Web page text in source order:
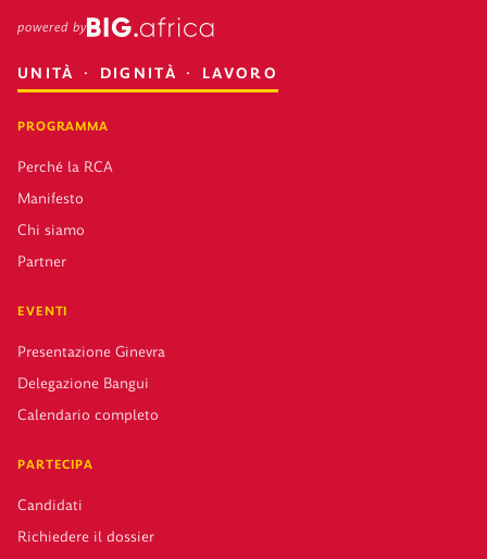
powered by
UNITÀ · DIGNITÀ · LAVORO
PROGRAMMA
Perché la RCA
Manifesto
Chi siamo
Partner
EVENTI
Presentazione Ginevra
Delegazione Bangui
Calendario completo
PARTECIPA
Candidati
Richiedere il dossier